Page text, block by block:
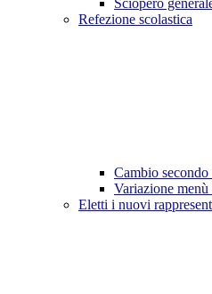
Sciopero
Refezione scolastica
Cambio secondo
Variazione menù
Eletti i nuovi